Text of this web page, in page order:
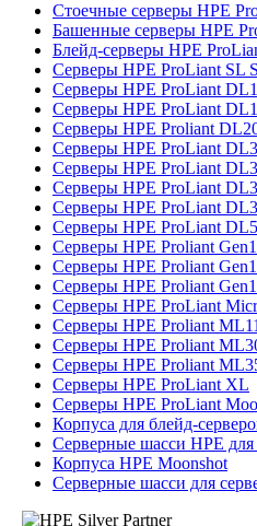
Стоечные серверы HPE
Башенные серверы HPE
Блейд-серверы HPE
Серверы HPE ProLiant SL
Серверы HPE ProLiant
Серверы HPE ProLiant
Серверы HPE Proliant
Серверы HPE ProLiant
Серверы HPE ProLiant
Серверы HPE ProLiant
Серверы HPE ProLiant
Серверы HPE ProLiant
Серверы HPE Proliant
Серверы HPE Proliant
Серверы HPE Proliant
Серверы HPE ProLiant
Серверы HPE Proliant
Серверы HPE Proliant
Серверы HPE Proliant
Серверы HPE ProLiant XL
Серверы HPE ProLiant
Корпуса для блейд-
Серверные шасси HPE
Корпуса HPE Moonshot
Серверные шасси для